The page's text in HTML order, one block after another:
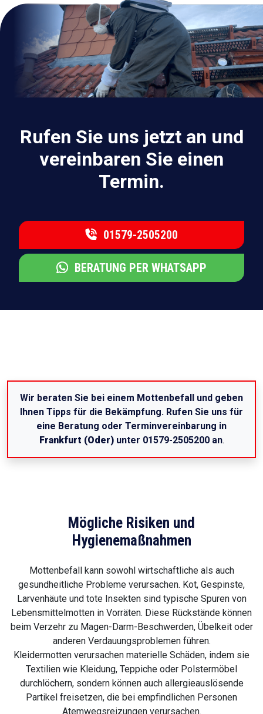
Rufen Sie uns jetzt an und
vereinbaren Sie einen
Termin.
01579-2505200
BERATUNG PER WHATSAPP
Wir beraten Sie bei einem Mottenbefall und geben
Ihnen Tipps für die Bekämpfung. Rufen Sie uns für
eine Beratung oder Terminvereinbarung in
Frankfurt (Oder) unter 01579-2505200 an.
Mögliche Risiken und
Hygienemaßnahmen
Mottenbefall kann sowohl wirtschaftliche als auch
gesundheitliche Probleme verursachen. Kot, Gespinste,
Larvenhäute und tote Insekten sind typische Spuren von
Lebensmittelmotten in Vorräten. Diese Rückstände können
beim Verzehr zu Magen-Darm-Beschwerden, Übelkeit oder
anderen Verdauungsproblemen führen.
Kleidermotten verursachen materielle Schäden, indem sie
Textilien wie Kleidung, Teppiche oder Polstermöbel
durchlöchern, sondern können auch allergieauslösende
Partikel freisetzen, die bei empfindlichen Personen
Atemwegsreizungen verursachen.